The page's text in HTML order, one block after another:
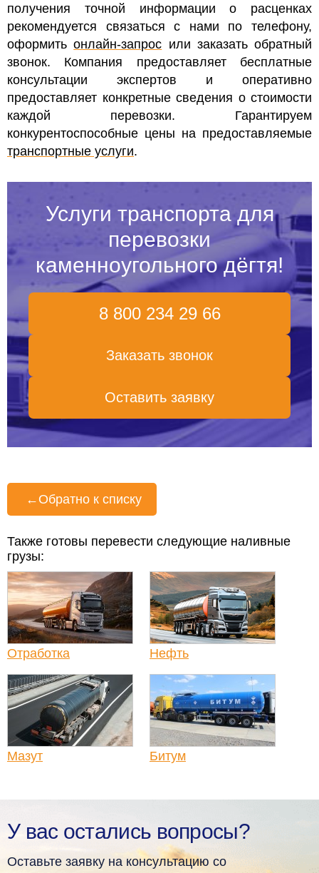
получения точной информации о расценках
рекомендуется связаться с нами по телефону,
оформитьонлайн-запрос или заказать обратный
звонок. Компания предоставляет бесплатные
консультации экспертов и оперативно
предоставляет конкретные сведения о стоимости
каждой перевозки. Гарантируем
конкурентоспособные цены на предоставляемые
транспортные услуги.
Услуги транспорта для
перевозки
каменноугольного дёгтя!
8 800 234 29 66
Заказать звонок
Оставить заявку
← Обратно к списку
Также готовы перевести следующие наливные
грузы:
Отработка Нефть
Мазут Битум
У вас остались вопросы?
Оставьте заявку на консультацию со